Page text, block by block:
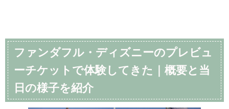
ファンダフル・ディズニーのプレビュ
ーチケットで体験してきた｜概要と当
日の様子を紹介